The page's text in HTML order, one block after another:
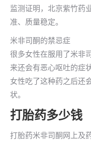
监测证明，北京紫竹药
准、质量稳定。
米非司酮的禁忌症
很多女性在服用了米非
来还会有恶心呕吐的症
女性吃了这种药之后还
状。
打胎药多少钱
打胎药米非司酮网上及